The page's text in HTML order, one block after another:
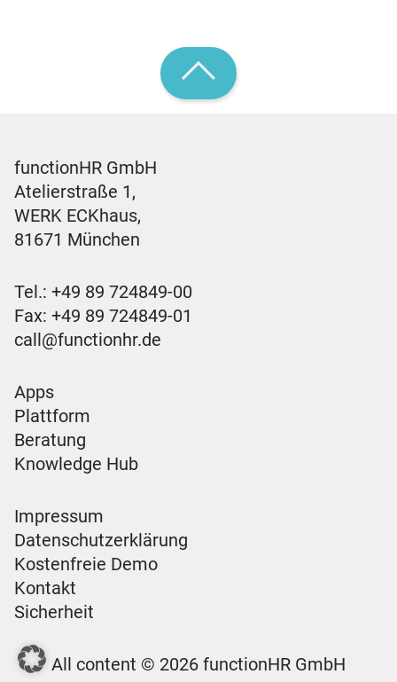
functionHR GmbH
Atelierstraße 1,
WERK ECKhaus,
81671 München
Tel.: +49 89 724849-00
Fax: +49 89 724849-01
call@functionhr.de
Apps
Plattform
Beratung
Knowledge Hub
Impressum
Datenschutzerklärung
Kostenfreie Demo
Kontakt
Sicherheit
All content © 2026 functionHR GmbH